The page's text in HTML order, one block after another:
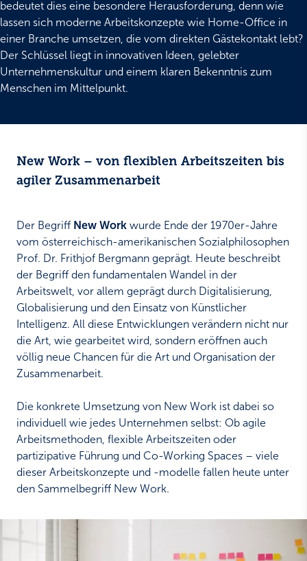
bedeutet dies eine besondere Herausforderung, denn wie
lassen sich moderne Arbeitskonzepte wie Home-Office in
einer Branche umsetzen, die vom direkten Gästekontakt lebt?
Der Schlüssel liegt in innovativen Ideen, gelebter
Unternehmenskultur und einem klaren Bekenntnis zum
Menschen im Mittelpunkt.
New Work – von flexiblen Arbeitszeiten bis
agiler Zusammenarbeit
Der Begriff New Work wurde Ende der 1970er-Jahre
vom österreichisch-amerikanischen Sozialphilosophen
Prof. Dr. Frithjof Bergmann geprägt. Heute beschreibt
der Begriff den fundamentalen Wandel in der
Arbeitswelt, vor allem geprägt durch Digitalisierung,
Globalisierung und den Einsatz von Künstlicher
Intelligenz. All diese Entwicklungen verändern nicht nur
die Art, wie gearbeitet wird, sondern eröffnen auch
völlig neue Chancen für die Art und Organisation der
Zusammenarbeit.
Die konkrete Umsetzung von New Work ist dabei so
individuell wie jedes Unternehmen selbst: Ob agile
Arbeitsmethoden, flexible Arbeitszeiten oder
partizipative Führung und Co-Working Spaces – viele
dieser Arbeitskonzepte und -modelle fallen heute unter
den Sammelbegriff New Work.